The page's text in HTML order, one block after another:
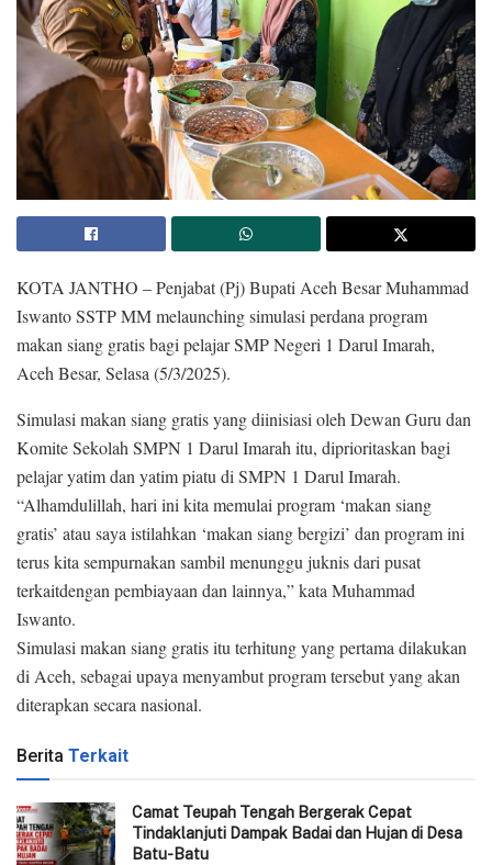
KOTA JANTHO – Penjabat (Pj) Bupati Aceh Besar Muhammad
Iswanto SSTP MM melaunching simulasi perdana program
makan siang gratis bagi pelajar SMP Negeri 1 Darul Imarah,
Aceh Besar, Selasa (5/3/2025).
Simulasi makan siang gratis yang diinisiasi oleh Dewan Guru dan
Komite Sekolah SMPN 1 Darul Imarah itu, diprioritaskan bagi
pelajar yatim dan yatim piatu di SMPN 1 Darul Imarah.
“Alhamdulillah, hari ini kita memulai program ‘makan siang
gratis’ atau saya istilahkan ‘makan siang bergizi’ dan program ini
terus kita sempurnakan sambil menunggu juknis dari pusat
terkaitdengan pembiayaan dan lainnya,” kata Muhammad
Iswanto.
Simulasi makan siang gratis itu terhitung yang pertama dilakukan
di Aceh, sebagai upaya menyambut program tersebut yang akan
diterapkan secara nasional.
Berita Terkait
Camat Teupah Tengah Bergerak Cepat
Tindaklanjuti Dampak Badai dan Hujan di Desa
Batu-Batu